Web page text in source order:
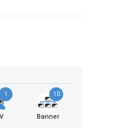
1 10
Banner